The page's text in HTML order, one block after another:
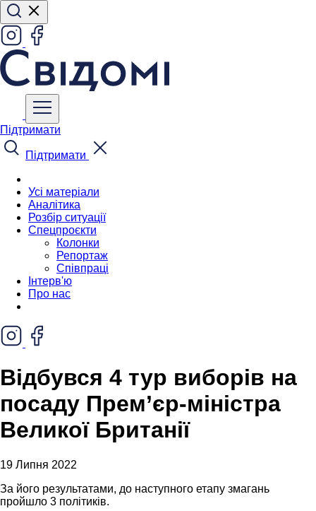
Підтримати
Підтримати
Усі матеріали
Аналітика
Розбір ситуації
Спецпроєкти
Колонки
Репортаж
Співпраці
Інтерв'ю
Про нас
Відбувся 4 тур виборів на
посаду Прем’єр-міністра
Великої Британії
19 Липня 2022
За його результатами, до наступного етапу змагань
пройшло 3 політиків.